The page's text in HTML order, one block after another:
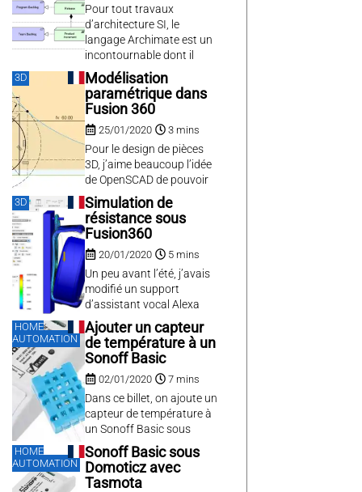
suis allé en acheter un
autre. Lorsque je l’ai
changé, j’ai constaté qu’il
ne semblait pas si abîmé
que ça, et que du calcaire...
Pour tout travaux
d’architecture SI, le
langage Archimate est un
incontournable dont il
serait dommage de se
priver. Il est implémenté
par bon nombre d’outils de
cartographie payants très
chers, mais également par
un outil gratuit qui lui est
dédié, Archi. Ce dernier est
déjà très performant et
s’étoffe de...
3D
Modélisation
paramétrique dans
Fusion 360
25/01/2020 3 mins
Pour le design de pièces
3D, j’aime beaucoup l’idée
de OpenSCAD de pouvoir
modéliser une pièce via un
langage de
programmation, et la
beauté de ce système est
que l’on peut obtenir une
pièce complètement
paramétrable par les
utilisateurs et ce assez
facilement comme avec le
Customizer de Thingiverse.
3D
Simulation de
résistance sous
Fusion360
20/01/2020 5 mins
Un peu avant l’été, j’avais
modifié un support
d’assistant vocal Alexa
Echo Dot 3 pour ajouter
une anse, et pouvoir le
suspendre à un crochet
sans avoir à percer des
trous dans mon mur en
béton. Mais le Alexa Echo
Dot est lourd, et pendant
l’été, sans doute
également à...
HOME
AUTOMATION
Ajouter un capteur
de température à un
Sonoff Basic
02/01/2020 7 mins
Dans ce billet, on ajoute un
capteur de température à
un Sonoff Basic sous
Tasmota, configuré dans le
billet précédent. Outre le
plaisir de customiser la
HOME
AUTOMATION
Sonoff Basic sous
Domoticz avec
Tasmota